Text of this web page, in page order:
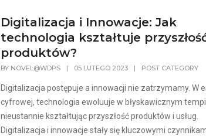
Digitalizacja i Innowacje: Jak
technologia kształtuje
produktów?
BY NOVEL@WDPS | 05 LUTEGO 2023 | POST CATEGORY
Digitalizacja postępuje a innowacji nie zatrzymamy. W
cyfrowej, technologia ewoluuje w błyskawicznym
nieustannie kształtując przyszłość produktów i usług.
Digitalizacja i innowacje stały się kluczowymi